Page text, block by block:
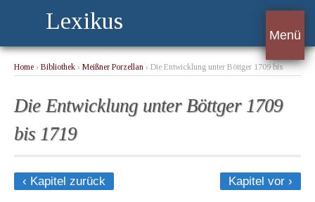
Lexikus
Menü
Home › Bibliothek › Meißner Porzellan › Die Entwicklung unter Böttger 1709 bis
Die Entwicklung unter Böttger 1709
bis 1719
‹ Kapitel zurück Kapitel vor ›